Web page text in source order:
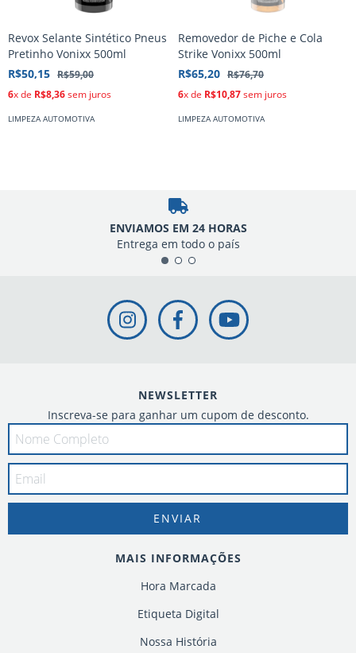
Revox Selante Sintético Pneus
Pretinho Vonixx 500ml
R$50,15 R$59,00
6x de R$8,36sem juros
LIMPEZA AUTOMOTIVA
Removedor de Piche e Cola
Strike Vonixx 500ml
R$65,20 R$76,70
6x de R$10,87sem juros
LIMPEZA AUTOMOTIVA
ENVIAMOS EM 24 HORAS
Entrega em todo o país
NEWSLETTER
Inscreva-se para ganhar um cupom de desconto.
MAIS INFORMAÇÕES
Hora Marcada
Etiqueta Digital
Nossa História